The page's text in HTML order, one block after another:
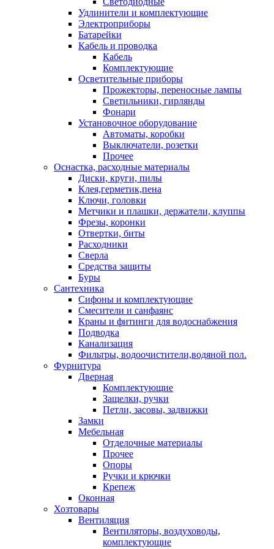
Удлинители и комплектующие
Электроприборы
Батарейки
Кабель и проводка
Кабель
Комплектующие
Осветительные приборы
Прожекторы, переносные лампы
Светильники, гирлянды
Фонари
Установочное оборудование
Автоматы, коробки
Выключатели, розетки
Прочее
Оснастка, расходные материалы
Диски, круги, пилы
Клея,герметик,пена
Ключи, головки
Метчики и плашки, держатели, клуппы
Фрезы, коронки
Отвертки, биты
Расходники
Сверла
Средства защиты
Буры
Сантехника
Сифоны и комплектующие
Смесители и санфаянс
Краны и фитинги для водоснабжения
Подводка
Канализация
Фильтры, водоочистители,водяной пол.
Фурнитура
Дверная
Комплектующие
Защелки, ручки
Петли, засовы, задвижки
Замки
Мебельная
Отделочные материалы
Прочее
Опоры
Ручки и крючки
Крепеж
Оконная
Хозтовары
Вентиляция
Вентиляторы, воздуховоды,
комплектующие